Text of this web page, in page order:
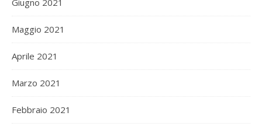
Giugno 2021
Maggio 2021
Aprile 2021
Marzo 2021
Febbraio 2021